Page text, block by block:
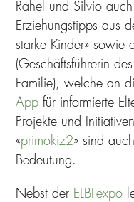
Rahel und Silvio
Erziehungstipps aus
starke Kinder» sowie
(Geschäftsführerin
Familie), welche an
App für informierte
Projekte und
«primokiz2» sind
Bedeutung.
Nebst der ELBI-expo